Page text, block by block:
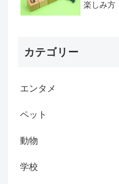
楽しみ方
カテゴリー
エンタメ
ペット
動物
学校